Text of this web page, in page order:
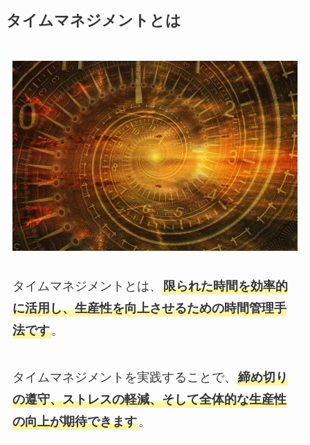
タイムマネジメントとは
タイムマネジメントとは、 限られた時間を効率的
に活用し、生産性を向上させるための時間管理手
法です。
タイムマネジメントを実践することで、 締め切り
の遵守、ストレスの軽減、そして全体的な生産性
の向上が期待できます。